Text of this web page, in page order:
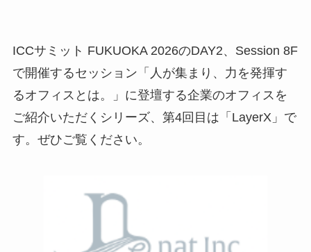
ICCサミット FUKUOKA 2026のDAY2、Session 8F
で開催するセッション「人が集まり、力を発揮す
るオフィスとは。」に登壇する企業のオフィスを
ご紹介いただくシリーズ、第4回目は「LayerX」で
す。ぜひご覧ください。